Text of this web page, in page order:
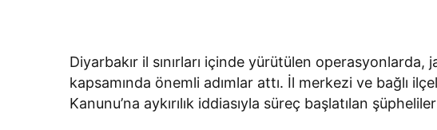
Diyarbakır il sınırları içinde yürütülen operasyonlarda,
kapsamında önemli adımlar attı. İl merkezi ve bağlı
Kanunu’na aykırılık iddiasıyla süreç başlatılan